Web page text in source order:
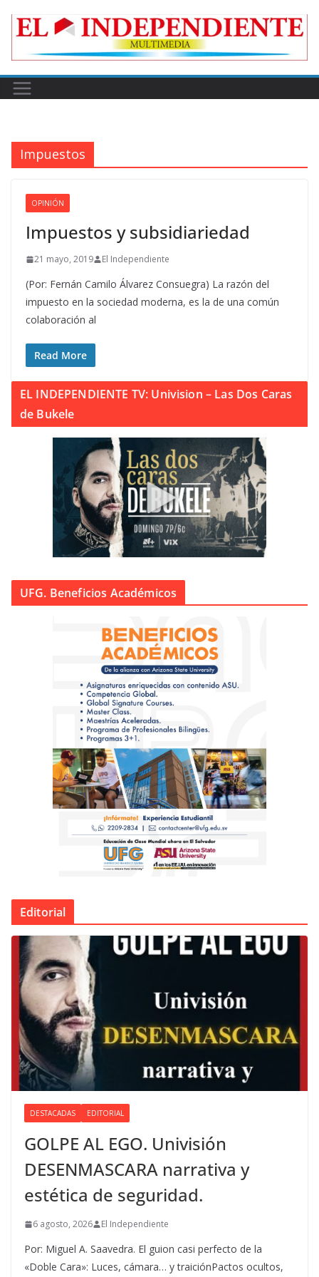
Impuestos
OPINIÓN
Impuestos y subsidiariedad
21 mayo, 2019 El Independiente
(Por: Fernán Camilo Álvarez Consuegra) La razón del
impuesto en la sociedad moderna, es la de una común
colaboración al
Read More
EL INDEPENDIENTE TV: Univision – Las Dos Caras
de Bukele
UFG. Beneficios Académicos
Editorial
DESTACADAS EDITORIAL
GOLPE AL EGO. Univisión
DESENMASCARA narrativa y
estética de seguridad.
6 agosto, 2026 El Independiente
Por: Miguel A. Saavedra. El guion casi perfecto de la
«Doble Cara»: Luces, cámara… y traiciónPactos ocultos,